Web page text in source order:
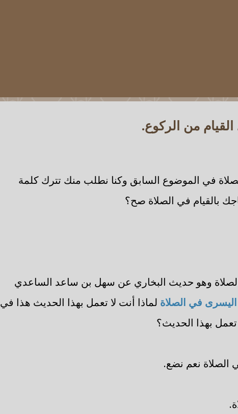
من الركوع.
في الموضوع السابق وكنا نطلب منك تترك كلمة
بالقيام في الصلاة صح؟
الصلاة وهو حديث البخاري عن سهل بن ساعد الساعدي
في الصلاة لماذا أنت لا تعمل بهذا الحديث هذا في
بهذا الحديث؟
الصلاة نعم نضع.